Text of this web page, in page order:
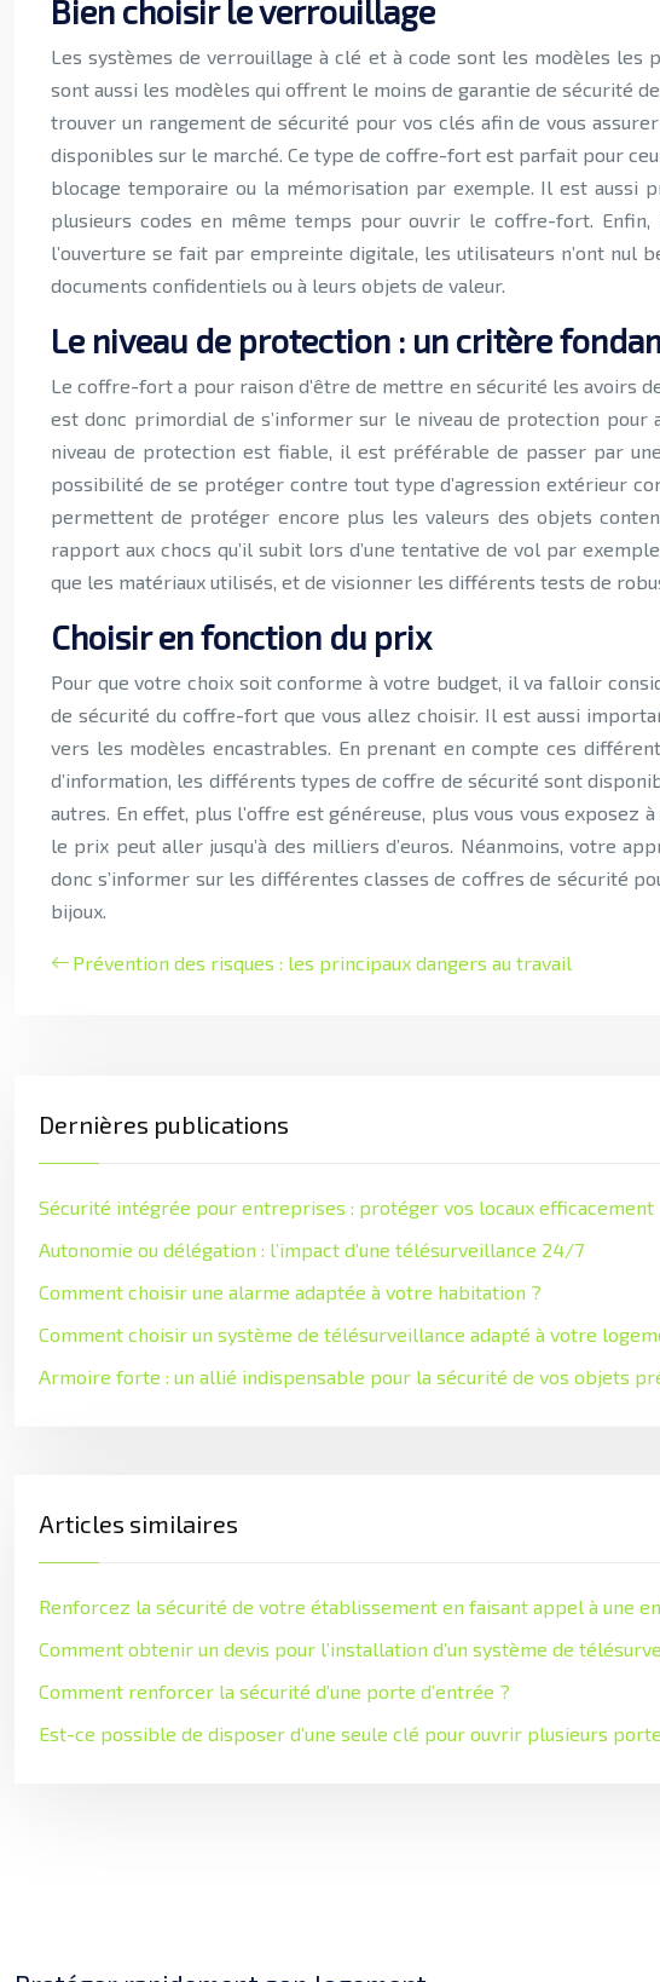
Bien choisir le verrouillage
Les systèmes de verrouillage à clé et à code sont les modèles les
sont aussi les modèles qui offrent le moins de garantie de sécurité
trouver un rangement de sécurité pour vos clés afin de vous
disponibles sur le marché. Ce type de coffre-fort est parfait pour
blocage temporaire ou la mémorisation par exemple. Il est aussi
plusieurs codes en même temps pour ouvrir le coffre-fort.
l’ouverture se fait par empreinte digitale, les utilisateurs n’ont nul
documents confidentiels ou à leurs objets de valeur.
Le niveau de protection : un critère
Le coffre-fort a pour raison d’être de mettre en sécurité les avoirs
est donc primordial de s’informer sur le niveau de protection
niveau de protection est fiable, il est préférable de passer par
possibilité de se protéger contre tout type d’agression extérieur
permettent de protéger encore plus les valeurs des objets
rapport aux chocs qu’il subit lors d’une tentative de vol par
que les matériaux utilisés, et de visionner les différents tests de
Choisir en fonction du prix
Pour que votre choix soit conforme à votre budget, il va falloir
de sécurité du coffre-fort que vous allez choisir. Il est aussi
vers les modèles encastrables. En prenant en compte ces
d’information, les différents types de coffre de sécurité sont
autres. En effet, plus l’offre est généreuse, plus vous vous
le prix peut aller jusqu’à des milliers d’euros. Néanmoins, votre
donc s’informer sur les différentes classes de coffres de sécurité
bijoux.
Prévention des risques : les principaux dangers au travail
Dernières publications
Sécurité intégrée pour entreprises : protéger vos locaux efficacement
Autonomie ou délégation : l’impact d’une télésurveillance 24/7
Comment choisir une alarme adaptée à votre habitation ?
Comment choisir un système de télésurveillance adapté à votre
Armoire forte : un allié indispensable pour la sécurité de vos objets
Articles similaires
Renforcez la sécurité de votre établissement en faisant appel à une
Comment obtenir un devis pour l’installation d’un système de
Comment renforcer la sécurité d’une porte d’entrée ?
Est-ce possible de disposer d’une seule clé pour ouvrir plusieurs